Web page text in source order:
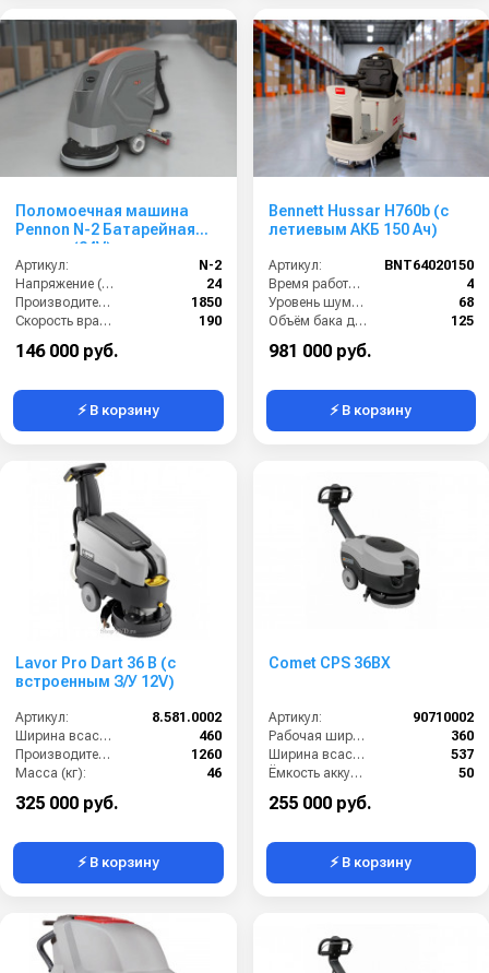
Поломоечная машина
Pennon N-2 Батарейная
версия (24V)
Артикул:
N-2
Напряжение (В):
24
Производительность по площади (м2/ч):
1850
Скорость вращения щётки (об/мин):
190
Габариты (ДхШхВ):
146 000 руб.
⚡ В корзину
Bennett Hussar H760b (с
летиевым АКБ 150 Ач)
Артикул:
BNT64020150
Время работы от аккумуляторов (ч):
4
Уровень шума (дБ):
68
Объём бака для грязной воды (л):
125
Рабочая ширина щётки (мм):
981 000 руб.
⚡ В корзину
Lavor Pro Dart 36 B (с
встроенным З/У 12V)
Артикул:
8.581.0002
Ширина всасывающей балки (мм):
460
Производительность по площади (м2/ч):
1260
Масса (кг):
46
325 000 руб.
⚡ В корзину
Comet CPS 36BX
Артикул:
90710002
Рабочая ширина щеток (мм):
360
Ширина всасывающей балки (мм):
537
Ёмкость аккумуляторов (Ач):
50
Бак для грязной воды (л):
255 000 руб.
⚡ В корзину